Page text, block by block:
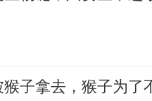
猴子拿去，猴子为了